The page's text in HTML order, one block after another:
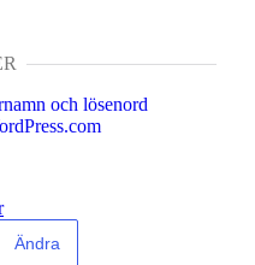
och lösenord